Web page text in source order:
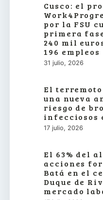
Cusco: el
por la FSU
primera
240 mil
196 empleos
31 julio, 2026
El terremoto
una nueva
riesgo de
infecciosos
17 julio, 2026
El 63% del
acciones
Batá en el
Duque de
mercado